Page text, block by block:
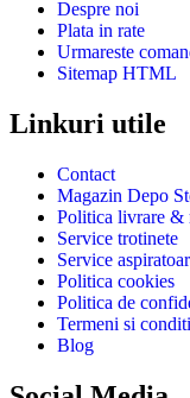
Despre noi
Plata in rate
Urmareste
Sitemap HTML
Linkuri utile
Contact
Magazin Depo
Politica livrare &
Service trotinete
Service
Politica cookies
Politica de
Termeni si
Blog